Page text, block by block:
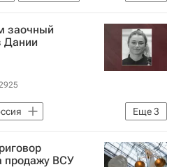
назначения
заочный
Дании
Еще3
продажу ВСУ